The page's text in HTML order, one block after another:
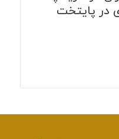
در پایتخت